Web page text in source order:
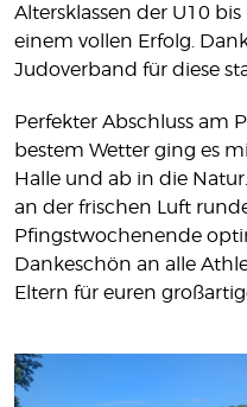
Altersklassen der U10
einem vollen Erfolg.
Judoverband für diese
Perfekter Abschluss am
bestem Wetter ging es
Halle und ab in die
an der frischen Luft
Pfingstwochenende
Dankeschön an alle
Eltern für euren